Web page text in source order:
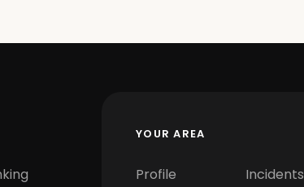
YOUR AREA
Profile Incidents